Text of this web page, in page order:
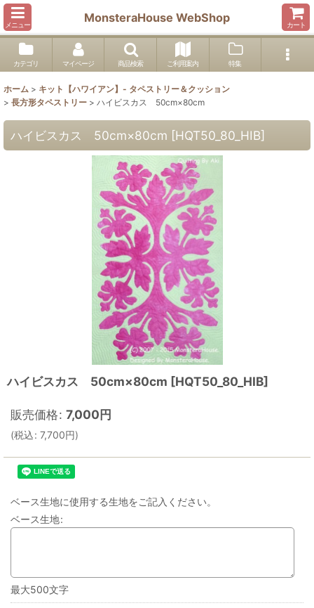
メニュー
MonsteraHouse WebShop
カート
カテゴリ マイページ 商品検索 ご利用案内 特集
ホーム > キット【ハワイアン】- タペストリー＆クッション
> 長方形タペストリー > ハイビスカス 50cm×80cm
ハイビスカス 50cm×80cm [HQT50_80_HIB]
ハイビスカス 50cm×80cm [HQT50_80_HIB]
販売価格: 7,000円
(税込: 7,700円)
ベース生地に使用する生地をご記入ください。
ベース生地:
最大500文字